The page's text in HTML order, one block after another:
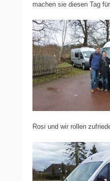
machen sie diesen Tag
Rosi und wir rollen